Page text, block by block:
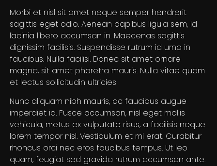
Morbi et nisl sit amet neque semper hendrerit
sagittis eget odio. Aenean dapibus ligula sem, id
lacinia libero accumsan in. Maecenas sagittis
dignissim facilisis. Suspendisse rutrum id urna in
faucibus. Nulla facilisi. Donec sit amet ornare
magna, sit amet pharetra mauris. Nulla vitae quam
et lectus sollicitudin ultricies
Nunc aliquam nibh mauris, ac faucibus augue
imperdiet id. Fusce accumsan, nisl eget mollis
vehicula, metus ex vulputate risus, a facilisis neque
lorem tempor nisl. Vestibulum et mi erat. Curabitur
rhoncus orci nec eros faucibus tempus. Ut leo
quam, feugiat sed gravida rutrum accumsan ante.